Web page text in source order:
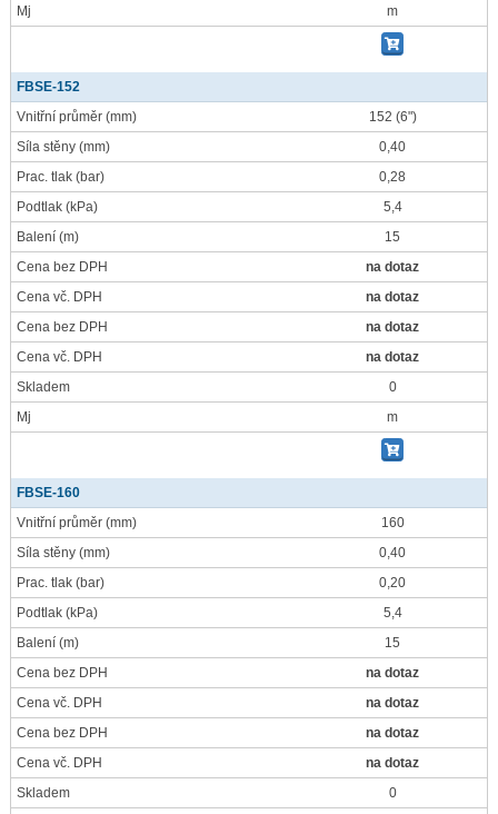
Mj
m
FBSE-152
Vnitřní průměr (mm)
152 (6")
Síla stěny (mm)
0,40
Prac. tlak (bar)
0,28
Podtlak (kPa)
5,4
Balení (m)
15
Cena bez DPH
na dotaz
Cena vč. DPH
na dotaz
Cena bez DPH
na dotaz
Cena vč. DPH
na dotaz
Skladem
0
Mj
m
FBSE-160
Vnitřní průměr (mm)
160
Síla stěny (mm)
0,40
Prac. tlak (bar)
0,20
Podtlak (kPa)
5,4
Balení (m)
15
Cena bez DPH
na dotaz
Cena vč. DPH
na dotaz
Cena bez DPH
na dotaz
Cena vč. DPH
na dotaz
Skladem
0